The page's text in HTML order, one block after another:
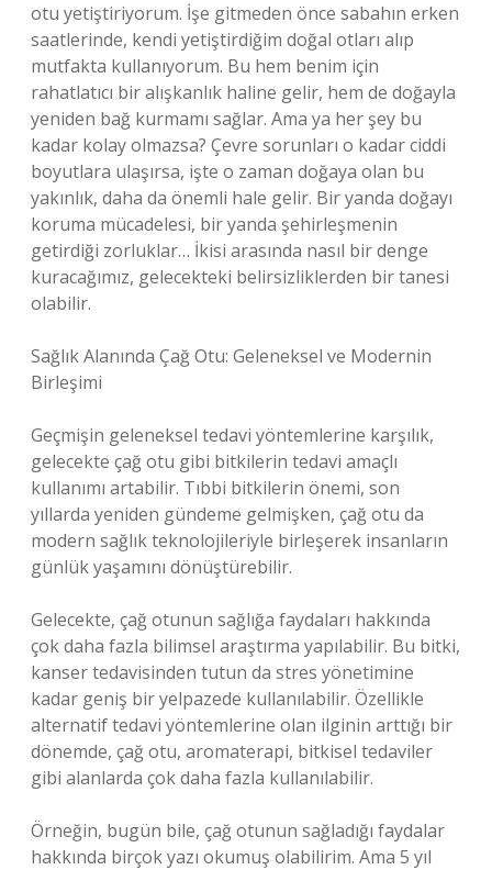
otu yetiştiriyorum. İşe gitmeden önce sabahın erken
saatlerinde, kendi yetiştirdiğim doğal otları alıp
mutfakta kullanıyorum. Bu hem benim için
rahatlatıcı bir alışkanlık haline gelir, hem de doğayla
yeniden bağ kurmamı sağlar. Ama ya her şey bu
kadar kolay olmazsa? Çevre sorunları o kadar ciddi
boyutlara ulaşırsa, işte o zaman doğaya olan bu
yakınlık, daha da önemli hale gelir. Bir yanda doğayı
koruma mücadelesi, bir yanda şehirleşmenin
getirdiği zorluklar… İkisi arasında nasıl bir denge
kuracağımız, gelecekteki belirsizliklerden bir tanesi
olabilir.
Sağlık Alanında Çağ Otu: Geleneksel ve Modernin
Birleşimi
Geçmişin geleneksel tedavi yöntemlerine karşılık,
gelecekte çağ otu gibi bitkilerin tedavi amaçlı
kullanımı artabilir. Tıbbi bitkilerin önemi, son
yıllarda yeniden gündeme gelmişken, çağ otu da
modern sağlık teknolojileriyle birleşerek insanların
günlük yaşamını dönüştürebilir.
Gelecekte, çağ otunun sağlığa faydaları hakkında
çok daha fazla bilimsel araştırma yapılabilir. Bu bitki,
kanser tedavisinden tutun da stres yönetimine
kadar geniş bir yelpazede kullanılabilir. Özellikle
alternatif tedavi yöntemlerine olan ilginin arttığı bir
dönemde, çağ otu, aromaterapi, bitkisel tedaviler
gibi alanlarda çok daha fazla kullanılabilir.
Örneğin, bugün bile, çağ otunun sağladığı faydalar
hakkında birçok yazı okumuş olabilirim. Ama 5 yıl